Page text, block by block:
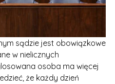
sądzie jest obowiązkowe
w nielicznych
osoba ma więcej
że każdy dzień